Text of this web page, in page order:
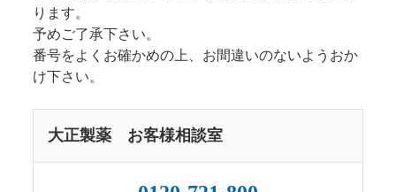
ります。
予めご了承下さい。
番号をよくお確かめの上、お間違いのないようおか
け下さい。
大正製薬 お客様相談室